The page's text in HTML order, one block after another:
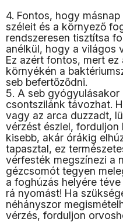
4. Fontos, hogy
széleit és a környező
rendszeresen tisztítsa
anélkül, hogy a világos
Ez azért fontos, mert
környékén a
seb befertőződni.
5. A seb gyógyulásakor
csontszilánk távozhat.
vagy az arca duzzadt,
vérzést észlel, forduljon
kisebb, akár órákig
tapasztal, ez
vérfesték megszínezi a
gézcsomót tegyen
a foghúzás helyére
rá nyomást! Ha
néhányszor
vérzés, forduljon